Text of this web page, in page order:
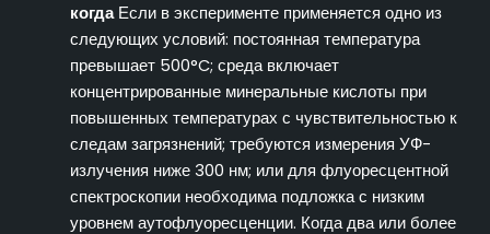
когдаЕсли в эксперименте применяется одно из
следующих условий: постоянная температура
превышает 500°C; среда включает
концентрированные минеральные кислоты при
повышенных температурах с чувствительностью к
следам загрязнений; требуются измерения УФ-
излучения ниже 300 нм; или для флуоресцентной
спектроскопии необходима подложка с низким
уровнем аутофлуоресценции. Когда два или более